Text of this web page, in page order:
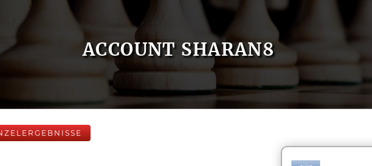
ACCOUNT SHARAN8